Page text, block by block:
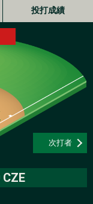
投打成績